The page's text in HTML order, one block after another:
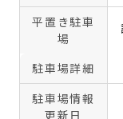
平置き駐車
場
駐車場詳細
駐車場情報
更新日